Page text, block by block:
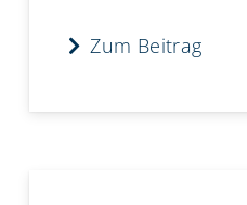
Zum Beitrag